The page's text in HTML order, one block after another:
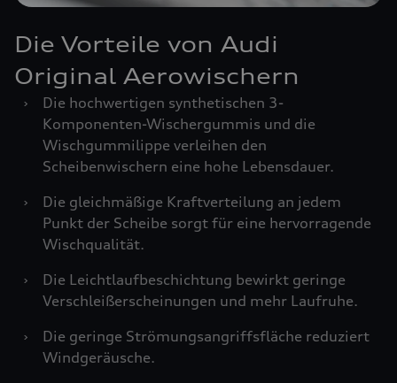
Die Vorteile von Audi
Original Aerowischern
›
Die hochwertigen synthetischen 3-
Komponenten-Wischergummis und die
Wischgummilippe verleihen den
Scheibenwischern eine hohe Lebensdauer.
›
Die gleichmäßige Kraftverteilung an jedem
Punkt der Scheibe sorgt für eine hervorragende
Wischqualität.
›
Die Leichtlaufbeschichtung bewirkt geringe
Verschleißerscheinungen und mehr Laufruhe.
›
Die geringe Strömungsangriffsfläche reduziert
Windgeräusche.